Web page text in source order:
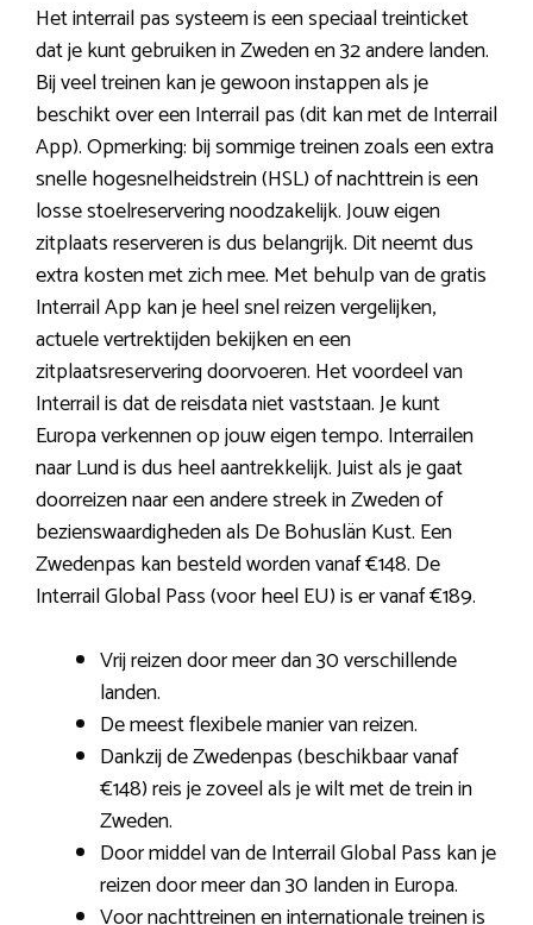
Het interrail pas systeem is een speciaal treinticket
dat je kunt gebruiken in Zweden en 32 andere landen.
Bij veel treinen kan je gewoon instappen als je
beschikt over een Interrail pas (dit kan met de Interrail
App). Opmerking: bij sommige treinen zoals een extra
snelle hogesnelheidstrein (HSL) of nachttrein is een
losse stoelreservering noodzakelijk. Jouw eigen
zitplaats reserveren is dus belangrijk. Dit neemt dus
extra kosten met zich mee. Met behulp van de gratis
Interrail App kan je heel snel reizen vergelijken,
actuele vertrektijden bekijken en een
zitplaatsreservering doorvoeren. Het voordeel van
Interrail is dat de reisdata niet vaststaan. Je kunt
Europa verkennen op jouw eigen tempo. Interrailen
naar Lund is dus heel aantrekkelijk. Juist als je gaat
doorreizen naar een andere streek in Zweden of
bezienswaardigheden als De Bohuslän Kust. Een
Zwedenpas kan besteld worden vanaf €148. De
Interrail Global Pass (voor heel EU) is er vanaf €189.
Vrij reizen door meer dan 30 verschillende
landen.
De meest flexibele manier van reizen.
Dankzij de Zwedenpas (beschikbaar vanaf
€148) reis je zoveel als je wilt met de trein in
Zweden.
Door middel van de Interrail Global Pass kan je
reizen door meer dan 30 landen in Europa.